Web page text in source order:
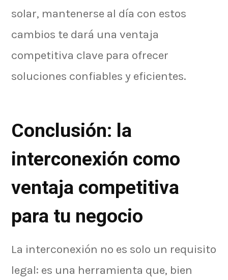
solar, mantenerse al día con estos
cambios te dará una ventaja
competitiva clave para ofrecer
soluciones confiables y eficientes.
Conclusión: la
interconexión como
ventaja competitiva
para tu negocio
La interconexión no es solo un requisito
legal: es una herramienta que, bien